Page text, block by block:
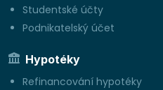
Studentské účty
Podnikatelský účet
Hypotéky
Refinancování hypotéky